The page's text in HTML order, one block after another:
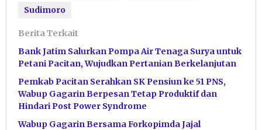
Sudimoro
Berita Terkait
Bank Jatim Salurkan Pompa Air Tenaga Surya untuk
Petani Pacitan, Wujudkan Pertanian Berkelanjutan
Pemkab Pacitan Serahkan SK Pensiun ke 51 PNS,
Wabup Gagarin Berpesan Tetap Produktif dan
Hindari Post Power Syndrome
Wabup Gagarin Bersama Forkopimda Jajal